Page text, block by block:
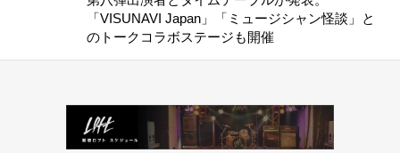
「VISUNAVI Japan」「ミュージシャン怪談」と
のトークコラボステージも開催